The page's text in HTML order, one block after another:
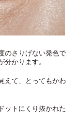
のさりげない発色で
かります。
えて、とってもかわ
ットにくり抜かれた